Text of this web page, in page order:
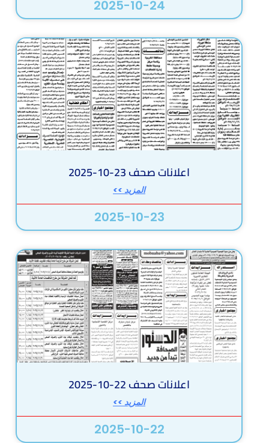
2025-10-24
اعلانات صحف 23-10-2025
المزيد >>
2025-10-23
اعلانات صحف 22-10-2025
المزيد >>
2025-10-22